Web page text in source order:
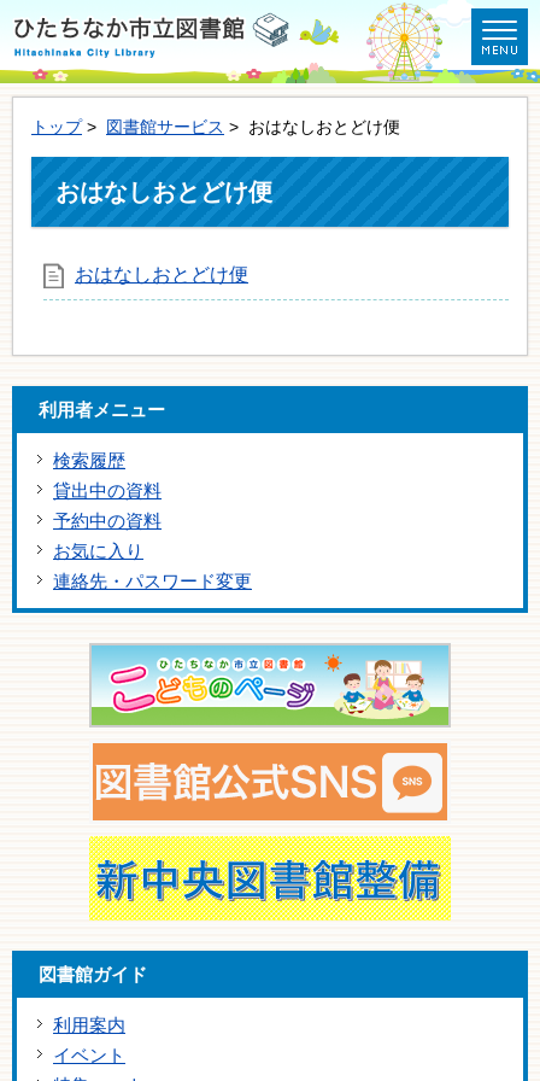
トップ> 図書館サービス > おはなしおとどけ便
おはなしおとどけ便
おはなしおとどけ便
利用者メニュー
検索履歴
貸出中の資料
予約中の資料
お気に入り
連絡先・パスワード変更
図書館ガイド
利用案内
イベント